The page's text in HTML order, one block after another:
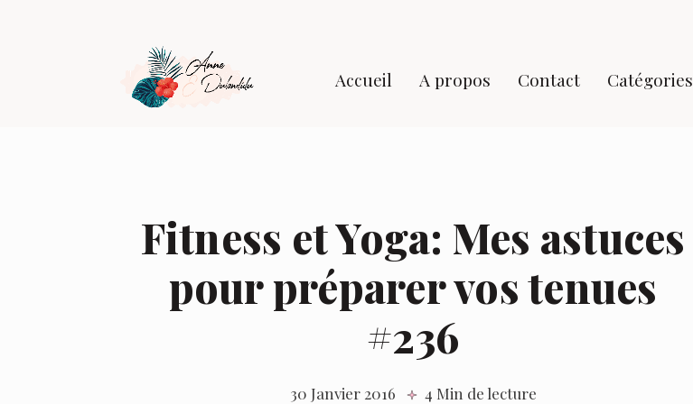
Accueil A propos Contact Catégories
Fitness et Yoga: Mes astuces
pour préparer vos tenues
#236
30 Janvier 2016 4 Min de lecture